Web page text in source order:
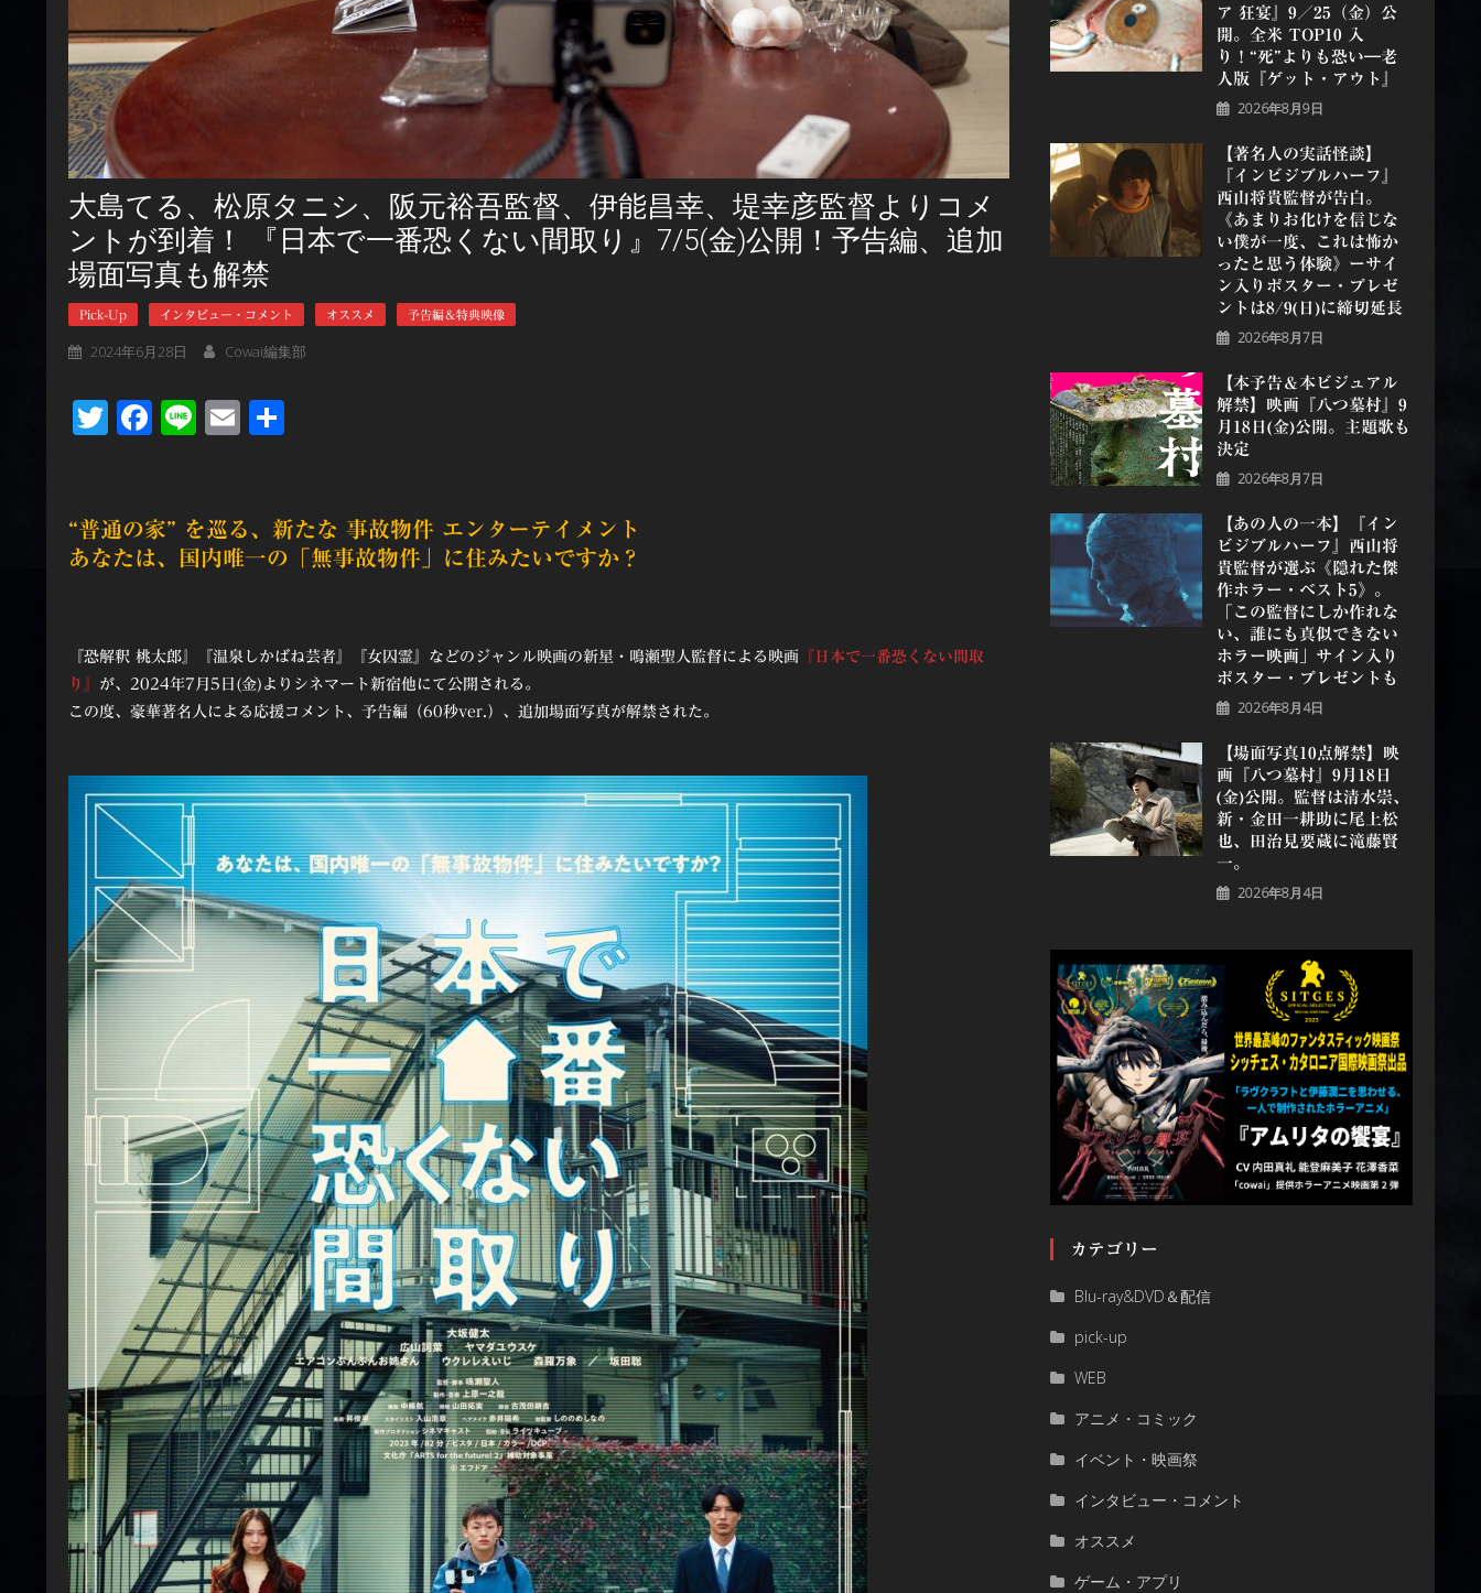
大島てる、松原タニシ、阪元裕吾監督、伊能昌幸、堤幸彦監督よりコメ
ントが到着！ 『日本で一番恐くない間取り』7/5(金)公開！予告編、追加
場面写真も解禁
Pick-Up インタビュー・コメント オススメ 予告編＆特典映像
2024年6月28日 Cowai編集部
Twitter
Facebook
LineEmail
“普通の家” を巡る、新たな 事故物件 エンターテイメント
あなたは、国内唯一の「無事故物件」に住みたいですか？
『恐解釈 桃太郎』『温泉しかばね芸者』『女囚霊』などのジャンル映画の新星・鳴瀬聖人監督による映画 『日本で一番恐くない間取
り』 が、2024年7月5日(金)よりシネマート新宿他にて公開される。
この度、豪華著名人による応援コメント、予告編（60秒ver.）、追加場面写真が解禁された。
ア 狂宴』9／25（金）公
開。全米 TOP10 入
り！“死”よりも恐い―老
人版『ゲット・アウト』
2026年8月9日
【著名人の実話怪談】
『インビジブルハーフ』
⻄⼭将貴監督が告白。
《あまりお化けを信じな
い僕が一度、これは怖か
ったと思う体験》ーサイ
ン入りポスター・プレゼ
ントは8/9(日)に締切延長
2026年8月7日
【本予告＆本ビジュアル
解禁】映画『八つ墓村』9
月18日(金)公開。主題歌も
決定
2026年8月7日
【あの人の一本】『イン
ビジブルハーフ』⻄⼭将
貴監督が選ぶ《隠れた傑
作ホラー・ベスト5》。
「この監督にしか作れな
い、誰にも真似できない
ホラー映画」サイン入り
ポスター・プレゼントも
2026年8月4日
【場面写真10点解禁】映
画『八つ墓村』9月18日
(金)公開。監督は清水崇、
新・金田一耕助に尾上松
也、田治見要蔵に滝藤賢
一。
2026年8月4日
カテゴリー
Blu-ray&DVD＆配信
pick-up
WEB
アニメ・コミック
イベント・映画祭
インタビュー・コメント
オススメ
ゲーム・アプリ